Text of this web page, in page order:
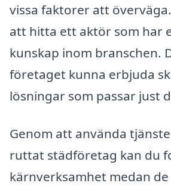
vissa faktorer att
att hitta ett aktör som har
kunskap inom branschen.
företaget kunna erbjuda
lösningar som passar just
Genom att använda
ruttat städföretag kan du
kärnverksamhet medan